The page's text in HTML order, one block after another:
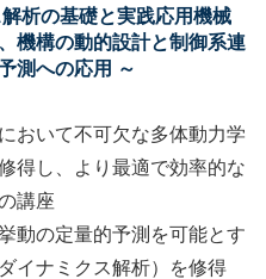
析の基礎と実践応用機械
機構の動的設計と制御系連
測への応用 ～
おいて不可欠な多体動力学
得し、より最適で効率的な
講座
動の定量的予測を可能とす
イナミクス解析）を修得